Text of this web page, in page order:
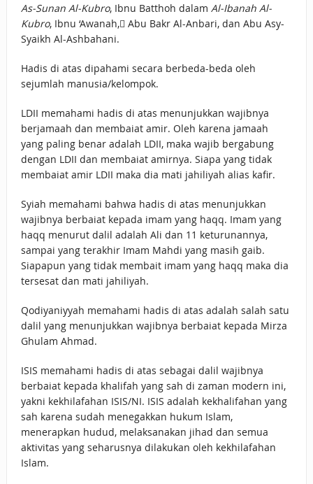
As-Sunan Al-Kubro, Ibnu Batthoh dalam Al-Ibanah Al-
Kubro, Ibnu ‘Awanah, ِAbu Bakr Al-Anbari, dan Abu Asy-
Syaikh Al-Ashbahani.
Hadis di atas dipahami secara berbeda-beda oleh
sejumlah manusia/kelompok.
LDII memahami hadis di atas menunjukkan wajibnya
berjamaah dan membaiat amir. Oleh karena jamaah
yang paling benar adalah LDII, maka wajib bergabung
dengan LDII dan membaiat amirnya. Siapa yang tidak
membaiat amir LDII maka dia mati jahiliyah alias kafir.
Syiah memahami bahwa hadis di atas menunjukkan
wajibnya berbaiat kepada imam yang haqq. Imam yang
haqq menurut dalil adalah Ali dan 11 keturunannya,
sampai yang terakhir Imam Mahdi yang masih gaib.
Siapapun yang tidak membait imam yang haqq maka dia
tersesat dan mati jahiliyah.
Qodiyaniyyah memahami hadis di atas adalah salah satu
dalil yang menunjukkan wajibnya berbaiat kepada Mirza
Ghulam Ahmad.
ISIS memahami hadis di atas sebagai dalil wajibnya
berbaiat kepada khalifah yang sah di zaman modern ini,
yakni kekhilafahan ISIS/NI. ISIS adalah kekhalifahan yang
sah karena sudah menegakkan hukum Islam,
menerapkan hudud, melaksanakan jihad dan semua
aktivitas yang seharusnya dilakukan oleh kekhilafahan
Islam.